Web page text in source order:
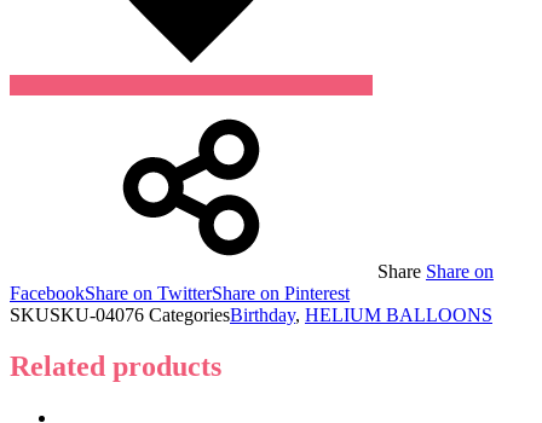
Share Share on
FacebookShare on TwitterShare on Pinterest
SKUSKU-04076 CategoriesBirthday, HELIUM BALLOONS
Related products